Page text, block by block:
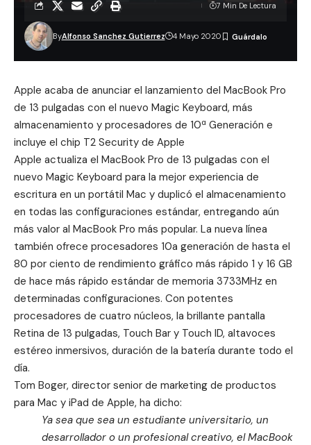
ByAlfonso Sanchez Gutierrez 4 Mayo 2020
7 Min De Lectura
Apple acaba de anunciar el lanzamiento del MacBook Pro
de 13 pulgadas con el nuevo Magic Keyboard, más
almacenamiento y procesadores de 10ª Generación e
incluye el chip T2 Security de Apple
Apple actualiza el MacBook Pro de 13 pulgadas con el
nuevo Magic Keyboard para la mejor experiencia de
escritura en un portátil Mac y duplicó el almacenamiento
en todas las configuraciones estándar, entregando aún
más valor al MacBook Pro más popular. La nueva línea
también ofrece procesadores 10a generación de hasta el
80 por ciento de rendimiento gráfico más rápido 1 y 16 GB
de hace más rápido estándar de memoria 3733MHz en
determinadas configuraciones. Con potentes
procesadores de cuatro núcleos, la brillante pantalla
Retina de 13 pulgadas, Touch Bar y Touch ID, altavoces
estéreo inmersivos, duración de la batería durante todo el
día.
Tom Boger, director senior de marketing de productos
para Mac y iPad de Apple, ha dicho:
Ya sea que sea un estudiante universitario, un
desarrollador o un profesional creativo, el MacBook